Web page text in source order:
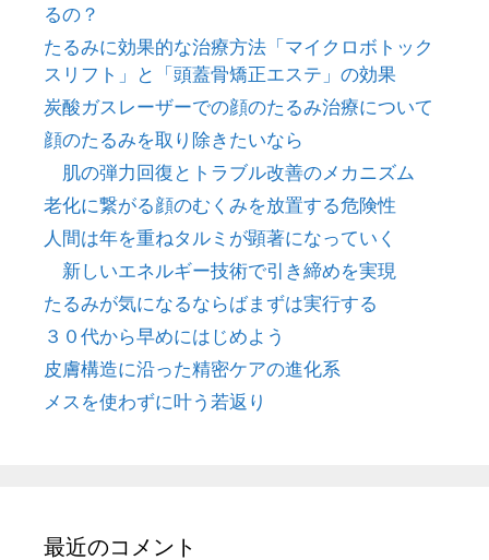
るの？
たるみに効果的な治療方法「マイクロボトック
スリフト」と「頭蓋骨矯正エステ」の効果
炭酸ガスレーザーでの顔のたるみ治療について
顔のたるみを取り除きたいなら
肌の弾力回復とトラブル改善のメカニズム
老化に繋がる顔のむくみを放置する危険性
人間は年を重ねタルミが顕著になっていく
新しいエネルギー技術で引き締めを実現
たるみが気になるならばまずは実行する
３０代から早めにはじめよう
皮膚構造に沿った精密ケアの進化系
メスを使わずに叶う若返り
最近のコメント